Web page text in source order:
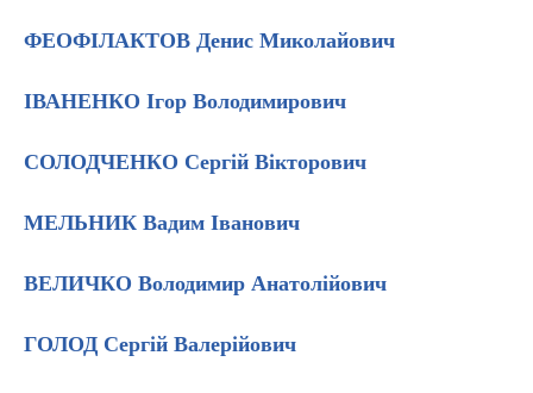
ФЕОФІЛАКТОВ Денис Миколайович
ІВАНЕНКО Ігор Володимирович
СОЛОДЧЕНКО Сергій Вікторович
МЕЛЬНИК Вадим Іванович
ВЕЛИЧКО Володимир Анатолійович
ГОЛОД Сергій Валерійович